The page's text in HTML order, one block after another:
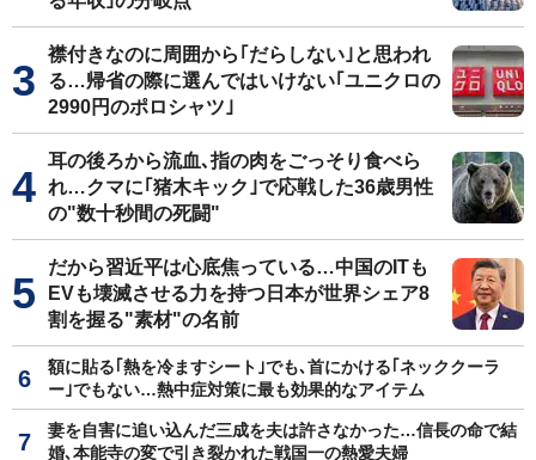
襟付きなのに周囲から｢だらしない｣と思われ
る…帰省の際に選んではいけない｢ユニクロの
2990円のポロシャツ｣
耳の後ろから流血､指の肉をごっそり食べら
れ…クマに｢猪木キック｣で応戦した36歳男性
の"数十秒間の死闘"
だから習近平は心底焦っている…中国のITも
EVも壊滅させる力を持つ日本が世界シェア8
割を握る"素材"の名前
額に貼る｢熱を冷ますシート｣でも､首にかける｢ネッククーラ
ー｣でもない…熱中症対策に最も効果的なアイテム
妻を自害に追い込んだ三成を夫は許さなかった…信長の命で結
婚､本能寺の変で引き裂かれた戦国一の熱愛夫婦